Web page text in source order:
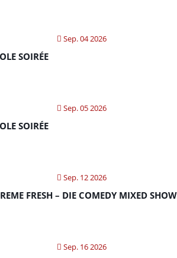
Sep. 04 2026
SOIRÉE
Sep. 05 2026
SOIRÉE
Sep. 12 2026
FRESH – DIE COMEDY MIXED SHOW
Sep. 16 2026